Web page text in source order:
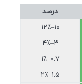
درصد
۱۰–۱۲٪
۳–۴٪
۰.۷–۱٪
۱.۵–۲٪